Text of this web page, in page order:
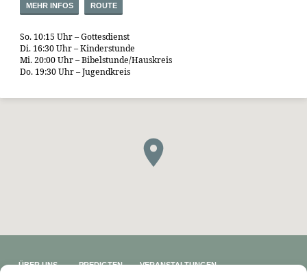
MEHR INFOS ROUTE
So. 10:15 Uhr – Gottesdienst
Di. 16:30 Uhr – Kinderstunde
Mi. 20:00 Uhr – Bibelstunde/Hauskreis
Do. 19:30 Uhr – Jugendkreis
ÜBER UNS
PREDIGTEN
VERANSTALTUNGEN